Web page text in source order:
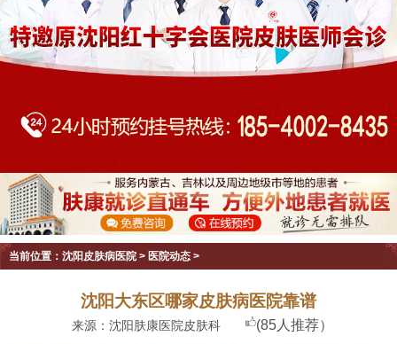
当前位置： 沈阳皮肤病医院> 医院动态>
沈阳大东区哪家皮肤病医院靠谱
来源：沈阳肤康医院皮肤科 (85人推荐）